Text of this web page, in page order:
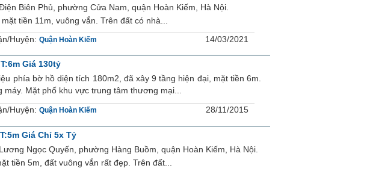
Biên Phủ, phường Cửa Nam, quận Hoàn Kiếm, Hà Nội.
tiền 11m, vuông vắn. Trên đất có nhà...
Huyện: Quận Hoàn Kiếm 14/03/2021
Giá 130tỷ
phía bờ hồ diện tích 180m2, đã xây 9 tầng hiện đại, mặt tiền 6m.
Mặt phố khu vực trung tâm thương mại...
Huyện: Quận Hoàn Kiếm 28/11/2015
Giá Chỉ 5x Tỷ
Ngọc Quyến, phường Hàng Buồm, quận Hoàn Kiếm, Hà Nội.
tiền 5m, đất vuông vắn rất đẹp. Trên đất...